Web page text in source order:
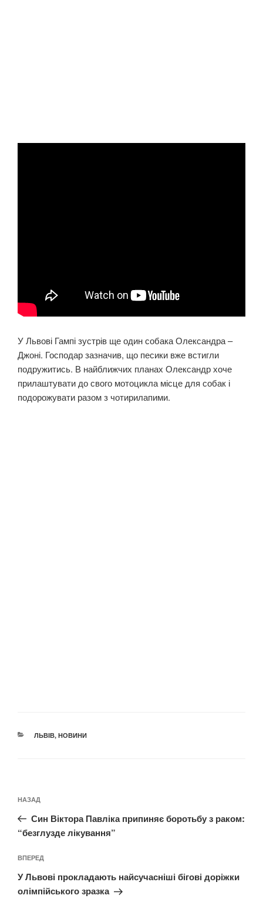
У Львові Гампі зустрів ще один собака Олександра –
Джоні. Господар зазначив, що песики вже встигли
подружитись. В найближчих планах Олександр хоче
прилаштувати до свого мотоцикла місце для собак і
подорожувати разом з чотирилапими.
КАТЕГОРІЇ
ЛЬВІВ, НОВИНИ
записів
Попередній
запис:
НАЗАД
Син Віктора Павліка припиняє боротьбу з раком:
“безглузде лікування”
Наступний
запис
ВПЕРЕД
У Львові прокладають найсучасніші бігові доріжки
олімпійського зразка